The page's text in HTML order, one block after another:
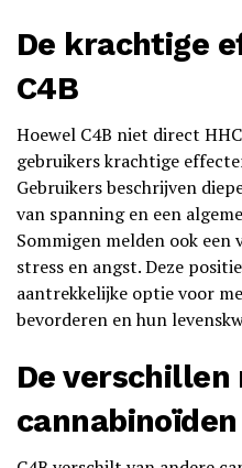
De krachtige
C4B
Hoewel C4B niet direct
gebruikers krachtige
Gebruikers beschrijven
van spanning en een
Sommigen melden ook
stress en angst. Deze
aantrekkelijke optie voor
bevorderen en hun
De
cannabinoïden